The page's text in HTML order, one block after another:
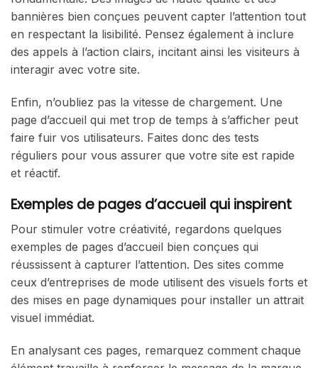
bannières bien conçues peuvent capter l’attention tout
en respectant la lisibilité. Pensez également à inclure
des appels à l’action clairs, incitant ainsi les visiteurs à
interagir avec votre site.
Enfin, n’oubliez pas la vitesse de chargement. Une
page d’accueil qui met trop de temps à s’afficher peut
faire fuir vos utilisateurs. Faites donc des tests
réguliers pour vous assurer que votre site est rapide
et réactif.
Exemples de pages d’accueil qui inspirent
Pour stimuler votre créativité, regardons quelques
exemples de pages d’accueil bien conçues qui
réussissent à capturer l’attention. Des sites comme
ceux d’entreprises de mode utilisent des visuels forts et
des mises en page dynamiques pour installer un attrait
visuel immédiat.
En analysant ces pages, remarquez comment chaque